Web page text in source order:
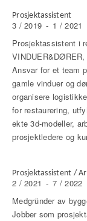
Prosjektassistent
3 / 2019 - 1 / 2021
Prosjektassistent i
VINDUER&DØRER,
Ansvar for et team
gamle vinduer og
organisere
for restaurering,
ekte 3d-modeller,
prosjektledere og
Prosjektassistent /
2 / 2021 - 7 / 2022
Medgründer av
Jobber som